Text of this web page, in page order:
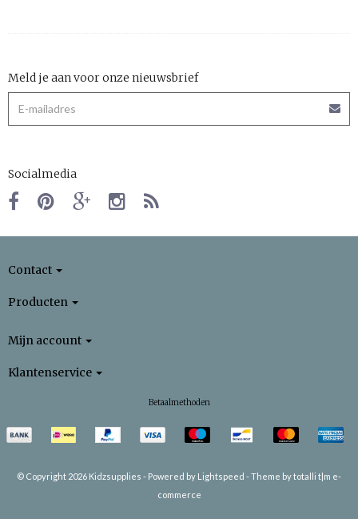
Meld je aan voor onze nieuwsbrief
Socialmedia
Contact
Producten
Mijn account
Klantenservice
Betaalmethoden
© Copyright 2026 Kidzsupplies - Powered by Lightspeed -Theme by totalli t|m e-
commerce